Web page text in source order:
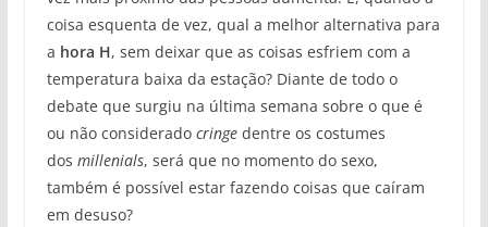
coisa esquenta de vez, qual a melhor alternativa para
a hora H, sem deixar que as coisas esfriem com a
temperatura baixa da estação? Diante de todo o
debate que surgiu na última semana sobre o que é
ou não considerado cringe dentre os costumes
dos millenials, será que no momento do sexo,
também é possível estar fazendo coisas que caíram
em desuso?